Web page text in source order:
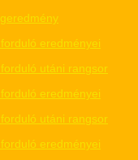
eredményei
utáni rangsor
eredményei
utáni rangsor
eredményei